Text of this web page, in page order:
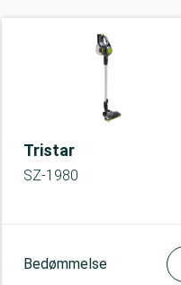
Tristar
SZ-1980
Bedømmelse